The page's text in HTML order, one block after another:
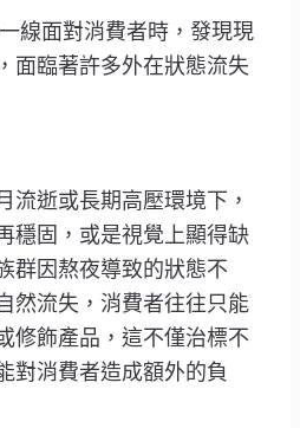
線面對消費者時，發現現
面臨著許多外在狀態流失
流逝或長期高壓環境下，
穩固，或是視覺上顯得缺
群因熬夜導致的狀態不
然流失，消費者往往只能
修飾產品，這不僅治標不
對消費者造成額外的負